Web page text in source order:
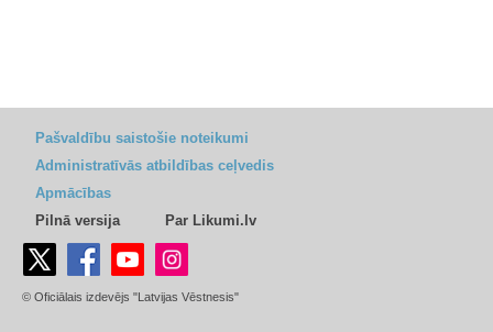
Pašvaldību saistošie noteikumi
Administratīvās atbildības ceļvedis
Apmācības
Pilnā versija
Par Likumi.lv
© Oficiālais izdevējs "Latvijas Vēstnesis"